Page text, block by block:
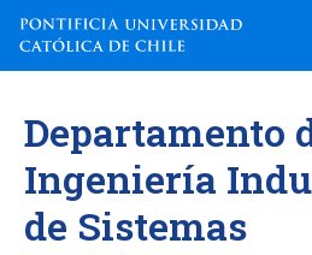
contenido
Departamento
Ingeniería
de Sistemas